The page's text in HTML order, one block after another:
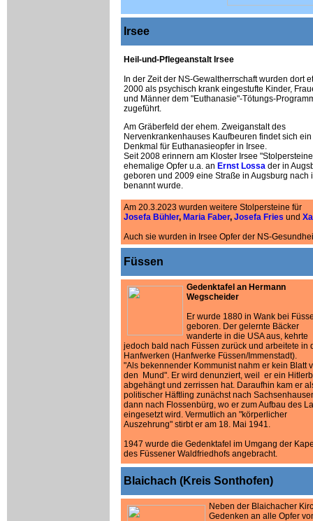
Irsee
Heil-und-Pflegeanstalt Irsee
In der Zeit der NS-Gewaltherrschaft wurden dort
2000 als psychisch krank eingestufte Kinder,
und Männer dem "Euthanasie"-Tötungs-
zugeführt.
Am Gräberfeld der ehem. Zweiganstalt des
Nervenkrankenhauses Kaufbeuren findet sich ein
Denkmal für Euthanasieopfer in Irsee.
Seit 2008 erinnern am Kloster Irsee
ehemalige Opfer u.a. an Ernst Lossa der in
geboren und 2009 eine Straße in Augsburg nach
benannt wurde.
Am 20.3.2023 wurden weitere Stolpersteine für
Josefa Bühler, Maria Faber, Josefa Fries und
Auch sie wurden in Irsee Opfer der NS-
Füssen
Gedenktafel an Hermann
Wegscheider
Er wurde 1880 in Wank bei
geboren. Der gelernte Bäcker
wanderte in die USA aus, kehrte
jedoch bald nach Füssen zurück und arbeitete in
Hanfwerken (Hanfwerke Füssen/Immenstadt).
"Als bekennender Kommunist nahm er kein Blatt
den Mund". Er wird denunziert, weil er ein
abgehängt und zerrissen hat. Daraufhin kam er
politischer Häftling zunächst nach
dann nach Flossenbürg, wo er zum Aufbau des
eingesetzt wird. Vermutlich an "körperlicher
Auszehrung" stirbt er am 18. Mai 1941.
1947 wurde die Gedenktafel im Umgang der
des Füssener Waldfriedhofs angebracht.
Blaichach (Kreis Sonthofen)
Neben der Blaichacher
Gedenken an alle Opfer